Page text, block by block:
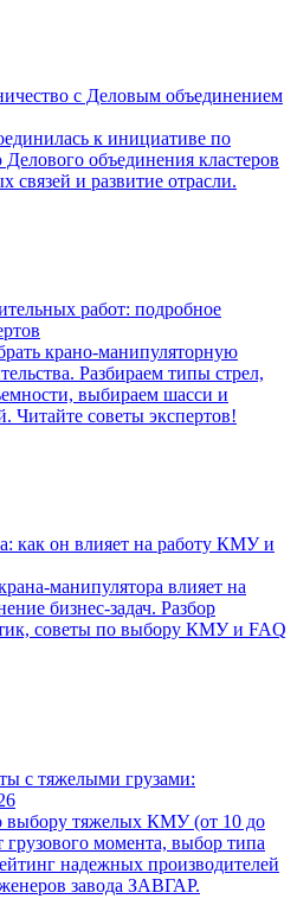
с Деловым объединением
к инициативе по
объединения кластеров
связей и развитие отрасли.
работ: подробное
крано-манипуляторную
Разбираем типы стрел,
выбираем шасси и
Читайте советы экспертов!
как он влияет на работу КМУ и
манипулятора влияет на
бизнес-задач. Разбор
советы по выбору КМУ и FAQ
с тяжелыми грузами:
выбору тяжелых КМУ (от 10 до
грузового момента, выбор типа
надежных производителей
завода ЗАВГАР.